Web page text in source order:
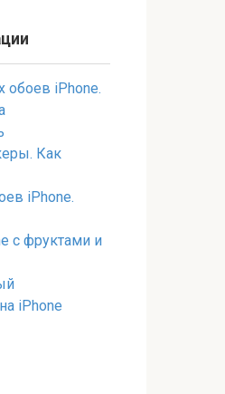
обоев iPhone.
Как
iPhone.
с фруктами и
iPhone